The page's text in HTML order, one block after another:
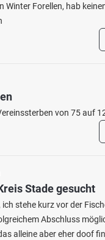
Winter Forellen, hab
von 75 auf
Stade gesucht
stehe kurz vor der
Abschluss
alleine aber eher doof